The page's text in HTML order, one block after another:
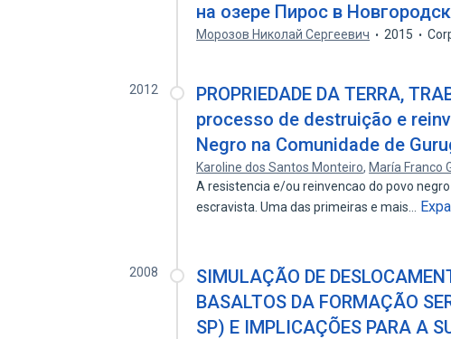
на озере Пирос в
Морозов Николай Сергеевич 2015
2012
PROPRIEDADE DA TERRA,
processo de destruição e
Negro na Comunidade de
Karoline dos Santos Monteiro, María Franco
A resistencia e/ou reinvencao do povo
escravista. Uma das primeiras e mais…
2008
SIMULAÇÃO DE
BASALTOS DA FORMAÇÃO
SP) E IMPLICAÇÕES PARA A